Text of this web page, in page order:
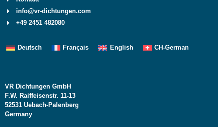
info@vr-dichtungen.com
+49 2451 482080
Deutsch Français English CH-German
VR Dichtungen GmbH
F.W. Raiffeisenstr. 11-13
52531 Uebach-Palenberg
Germany